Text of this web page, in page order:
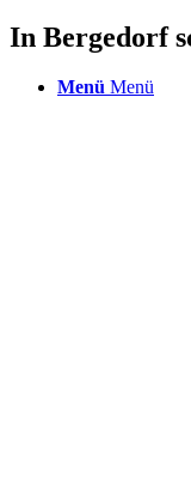
Menü Menü
In Bergedorf